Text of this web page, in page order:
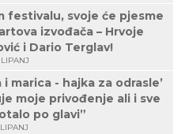
festivalu, svoje će pjesme
izvođača – Hrvoje
i Dario Terglav!
i marica - hajka za odrasle’
moje privođenje ali i sve
po glavi”